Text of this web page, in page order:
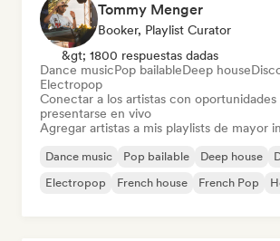
Tommy Menger
Booker, Playlist Curator
&gt; 1800 respuestas dadas
Dance musicPop bailableDeep house
Electropop
Conectar a los artistas con oportunidades
presentarse en vivo
Agregar artistas a mis playlists de mayor
Dance music Pop bailable Deep house
Electropop
French house French Pop